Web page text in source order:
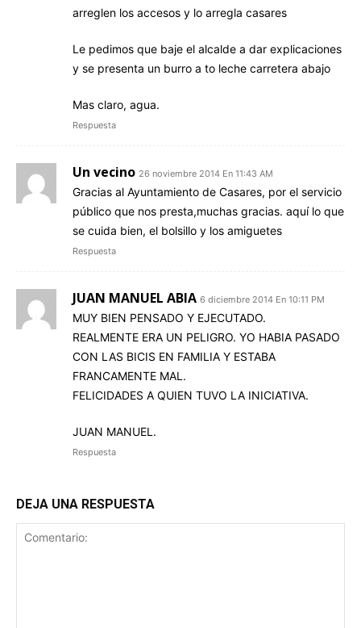
arreglen los accesos y lo arregla casares
Le pedimos que baje el alcalde a dar explicaciones
y se presenta un burro a to leche carretera abajo
Mas claro, agua.
Respuesta
Un vecino 26 noviembre 2014 En 11:43 AM
Gracias al Ayuntamiento de Casares, por el servicio
público que nos presta,muchas gracias. aquí lo que
se cuida bien, el bolsillo y los amiguetes
Respuesta
JUAN MANUEL ABIA 6 diciembre 2014 En 10:11 PM
MUY BIEN PENSADO Y EJECUTADO.
REALMENTE ERA UN PELIGRO. YO HABIA PASADO
CON LAS BICIS EN FAMILIA Y ESTABA
FRANCAMENTE MAL.
FELICIDADES A QUIEN TUVO LA INICIATIVA.
JUAN MANUEL.
Respuesta
DEJA UNA RESPUESTA